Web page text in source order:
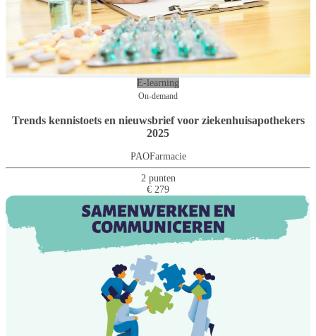
E-learning
On-demand
Trends kennistoets en nieuwsbrief voor ziekenhuisapothekers
2025
PAOFarmacie
2 punten
€ 279